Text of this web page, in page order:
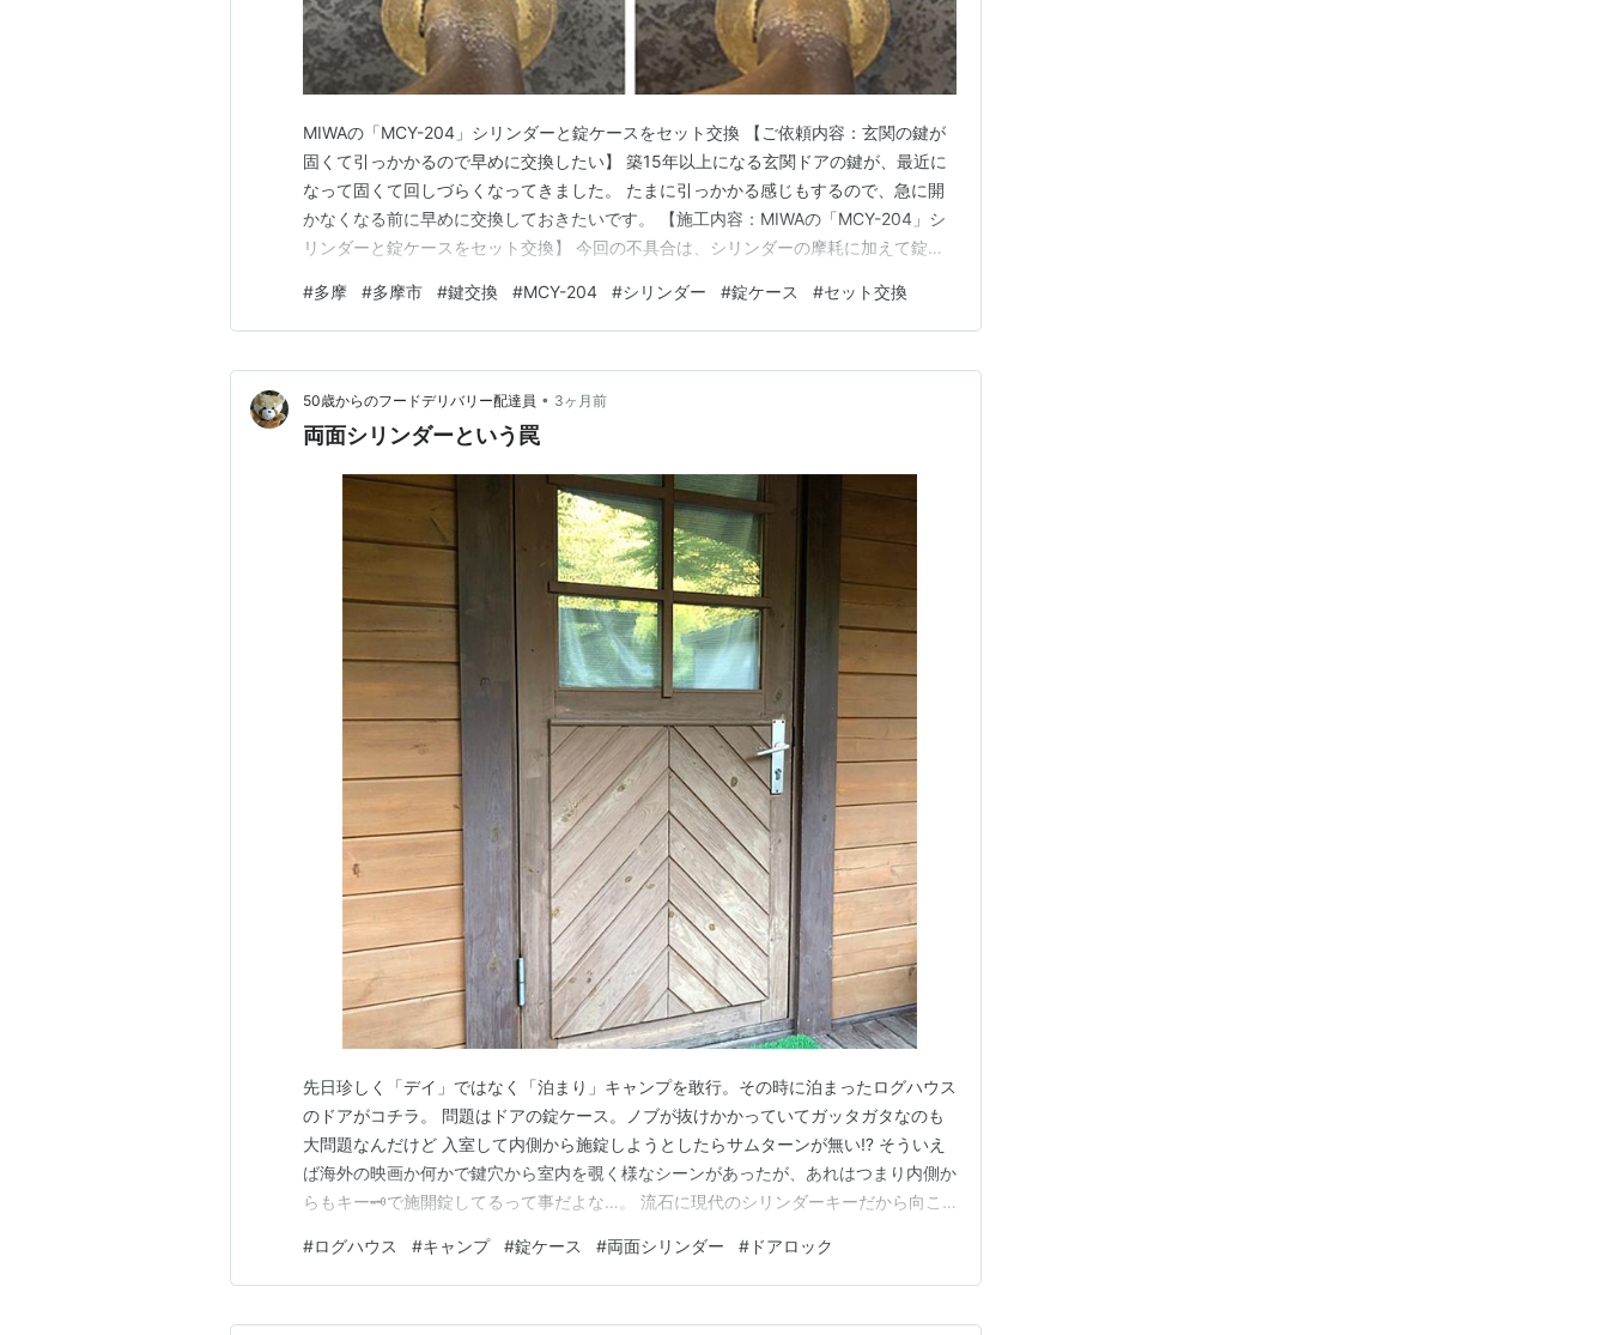
MIWAの「MCY-204」シリンダーと錠ケースをセット交換 【ご依頼内容：玄関の鍵が
固くて引っかかるので早めに交換したい】 築15年以上になる玄関ドアの鍵が、最近に
なって固くて回しづらくなってきました。 たまに引っかかる感じもするので、急に開
かなくなる前に早めに交換しておきたいです。 【施工内容：MIWAの「MCY-204」シ
リンダーと錠ケースをセット交換】 今回の不具合は、シリンダーの摩耗に加えて錠ケ
解決にはならないと判断し、MIWAの「MCY-204」シリンダーとLAタイプの錠ケース
をセットで新品に交換しました…
#多摩 #多摩市 #鍵交換 #MCY-204 #シリンダー #錠ケース #セット交換
50歳からのフードデリバリー配達員 • 3ヶ月前
両面シリンダーという罠
先日珍しく「デイ」ではなく「泊まり」キャンプを敢行。その時に泊まったログハウス
のドアがコチラ。 問題はドアの錠ケース。ノブが抜けかかっていてガッタガタなのも
大問題なんだけど 入室して内側から施錠しようとしたらサムターンが無い⁉︎ そういえ
ば海外の映画か何かで鍵穴から室内を覗く様なシーンがあったが、あれはつまり内側か
らもキー🗝️で施開錠してるって事だよな…。 流石に現代のシリンダーキーだから向こ
存在するのか…。 それにしても例えば複数人で泊まっていて、夜中にトイレ（屋外共
同）に行くケースだと、 開錠したまま行くか… キ…
#ログハウス #キャンプ #錠ケース #両面シリンダー # ドアロック